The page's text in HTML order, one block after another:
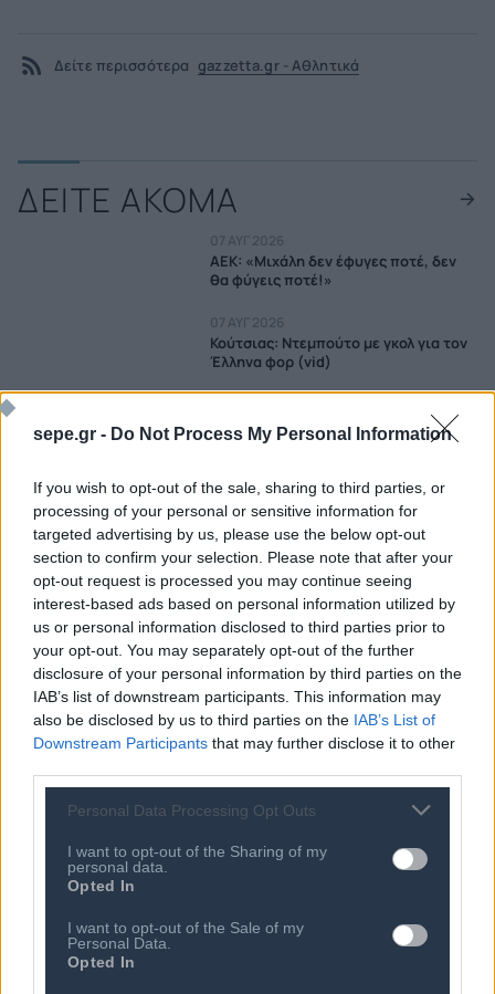
sepe.gr - Do Not Process My Personal Information
If you wish to opt-out of the sale, sharing to third parties, or
processing of your personal or sensitive information for
targeted advertising by us, please use the below opt-out
section to confirm your selection. Please note that after your
opt-out request is processed you may continue seeing
interest-based ads based on personal information utilized by
us or personal information disclosed to third parties prior to
your opt-out. You may separately opt-out of the further
disclosure of your personal information by third parties on the
IAB’s list of downstream participants. This information may
also be disclosed by us to third parties on the IAB’s List of
Downstream Participants that may further disclose it to other
Personal Data Processing Opt Outs
I want to opt-out of the Sharing of my
personal data.
Opted In
I want to opt-out of the Sale of my
Personal Data.
Opted In
Δείτε περισσότερα gazzetta.gr - Αθλητικά
ΔΕΙΤΕ ΑΚΟΜΑ
07 ΑΥΓ 2026
ΑΕΚ: «Μιχάλη δεν έφυγες ποτέ, δεν
θα φύγεις ποτέ!»
07 ΑΥΓ 2026
Κούτσιας: Ντεμπούτο με γκολ για τον
Έλληνα φορ (vid)
Κόβεντρι: Έκανε «δικό» της τον
Γιρένκι με ποσό-ρεκόρ στην ιστορία
07 ΑΥΓ 2026
Νέα θύελλα στη FIFA: Καταγγελίες για
σχέση Ινφαντίνο με εργαζόμενη και
αποζημίωση από την UEFA
07 ΑΥΓ 2026
Χατζηγιοβάνης: Σπουδαία κίνηση
ανθρωπιάς, έκανε σημαντική δωρεά
για παιδί που δίνει μάχη με τον
καρκίνο
07 ΑΥΓ 2026
Λεβαδειακός: Τον Σενεγαλέζο Ν'
Ντιαγέ πήραν οι Βοιωτοί